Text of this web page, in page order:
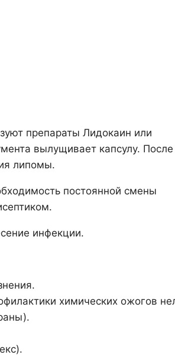
препараты Лидокаин или
вылущивает капсулу. После
липомы.
постоянной смены
инфекции.
химических ожогов